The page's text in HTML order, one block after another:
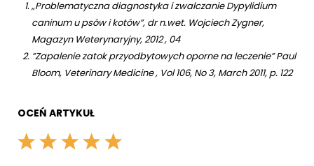
„Problematyczna diagnostyka i zwalczanie Dypylidium
caninum u psów i kotów”, dr n.wet. Wojciech Zygner,
Magazyn Weterynaryjny, 2012 , 04
”Zapalenie zatok przyodbytowych oporne na leczenie” Paul
Bloom, Veterinary Medicine , Vol 106, No 3, March 2011, p. 122
OCEŃ ARTYKUŁ